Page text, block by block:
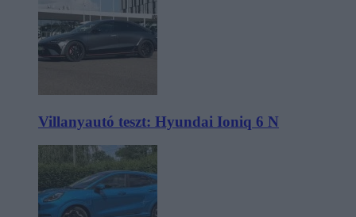
Villanyautó teszt: Hyundai Ioniq 6 N